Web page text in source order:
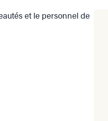
et le personnel de